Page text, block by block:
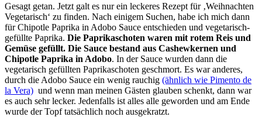
Gesagt getan. Jetzt galt es nur ein leckeres Rezept für ‚Weihnachten
Vegetarisch‘ zu finden. Nach einigem Suchen, habe ich mich dann
für Chipotle Paprika in Adobo Sauce entschieden und vegetarisch-
gefüllte Paprika. Die Paprikaschoten waren mit rotem Reis und
Gemüse gefüllt. Die Sauce bestand aus Cashewkernen und
Chipotle Paprika in Adobo. In der Sauce wurden dann die
vegetarisch gefüllten Paprikaschoten geschmort. Es war anderes,
durch die Adobo Sauce ein wenig rauchig (ähnlich wie Pimento de
la Vera) und wenn man meinen Gästen glauben schenkt, dann war
es auch sehr lecker. Jedenfalls ist alles alle geworden und am Ende
wurde der Topf tatsächlich noch ausgekratzt.